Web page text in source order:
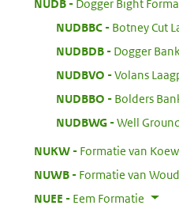
NUDB
Dogger Bight
NUDBBC:
Botney Cut
NUDBDB:
Dogger
NUDBVO
Volans
NUDBBO
Bolders
NUDBWG:
Well
NUKW:
Formatie van
NUWB:
Formatie van
NUEE
Eem Formatie